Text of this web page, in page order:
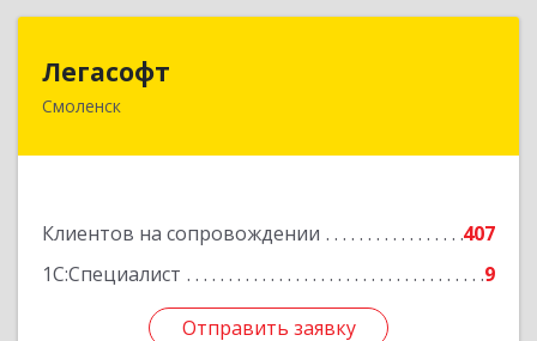
Легасофт
Смоленск
Клиентов на сопровождении
407
1С:Специалист
9
Отправить заявку
214018, Смоленская обл, Смоленск г, Ново-
Отправить заявку